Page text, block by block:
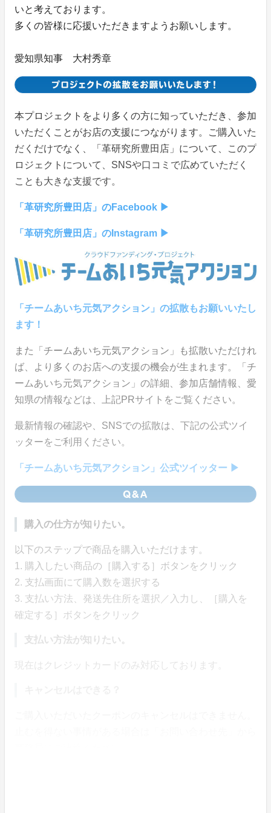
いと考えております。
多くの皆様に応援いただきますようお願いします。
愛知県知事 大村秀章
本プロジェクトをより多くの方に知っていただき、参加
いただくことがお店の支援につながります。ご購入いた
だくだけでなく、「革研究所豊田店」について、このプ
ロジェクトについて、SNSや口コミで広めていただく
ことも大きな支援です。
「革研究所豊田店」のFacebook ▶
「革研究所豊田店」のInstagram ▶
「チームあいち元気アクション」の拡散もお願いいたし
ます！
また「チームあいち元気アクション」も拡散いただけれ
ば、より多くのお店への支援の機会が生まれます。「チ
ームあいち元気アクション」の詳細、参加店舗情報、愛
知県の情報などは、上記PRサイトをご覧ください。
最新情報の確認や、SNSでの拡散は、下記の公式ツイ
ッターをご利用ください。
「チームあいち元気アクション」公式ツイッター ▶
購入の仕方が知りたい。
以下のステップで商品を購入いただけます。
1. 購入したい商品の［購入する］ボタンをクリック
2. 支払画面にて購入数を選択する
3. 支払い方法、発送先住所を選択／入力し、［購入を
確定する］ボタンをクリック
支払い方法が知りたい。
現在はクレジットカードのみ対応しております。